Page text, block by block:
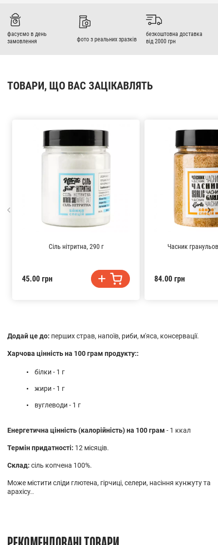
фасуємо в день
замовлення
фото з реальних зразків
безкоштовна доставка
від 2000 грн
Додай це до: перших страв, напоїв, риби, м'яса, консервації.
Харчова цінність на 100 грам продукту::
білки - 1 г
жири - 1 г
вуглеводи - 1 г
Енергетична цінність (калорійність) на 100 грам - 1 ккал
Термін придатності: 12 місяців.
Склад: сіль копчена 100%.
Може містити сліди глютена, гірчиці, селери, насіння кунжуту та
арахісу..
ТОВАРИ, ЩО ВАС ЗАЦІКАВЛЯТЬ
Сіль нітритна, 290 г
45.00 грн
Часник
84.00 грн